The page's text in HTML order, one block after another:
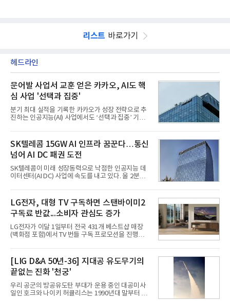
리스트 바로가기
헤드라인
문어발 사업서 교훈 얻은 카카오, AI도 핵
심 사업 '선택과 집중'
분기 최대 실적을 기록한 카카오가 성장 전략으로 추
진하는 인공지능(AI) 사업에서도 ‘선택과 집중’ 기조
라 투자에 나서는 것과 달리, 카카오는 ‘카카오톡’이
라는 플랫폼 경쟁력을 활용한 AI 에이전트 서비스에
집중하는 전략이다. 과거 무리한 사업 확장 과정에서
겪었던 시행착오를 되풀이하지 않고 핵심 역량에 집
중하겠다는 취지로 풀이된다.7일 업계에 따르면 카카
오는 올해 2분기 연결 기준 매출 2조985억원, 영업이
익 2770억원을 기록했다. 전년 동기 대비 매출과 영업
은 4884억
SK텔레콤 15GW AI 인프라 꿈꾼다…통신
넘어 AI DC 패권 도전
SK텔레콤이 미래 성장동력으로 낙점한 인공지능 데
이터센터(AI DC) 사업에 속도를 내고 있다. 올 2분기
는 2035년까지 총 15GW(기가와트) 규모의 AI DC를
구축하겠다는 대형 청사진을 제시하면서다. 이에 따
라 경쟁 구도 역시 이동통신사인 KT, LG유플러스를
넘어 네이버, 삼성SDS 등 IT 인프라 기업으로 확장되
고 있다.7일 SK텔레콤에 따르면 회사는 올해 2분기
연결 기준 매출 4조 3591억원, 영업이익 5660억원을
기록했다. 매출은 전년 동기 대비 0.5%, 영업이익은
따른 기저효과가 실
LG전자, 대형 TV 구독하면 스탠바이미2
구독료 반값...소비자 관심도 증가
LG전자가 이달 1일부터 전국 431개 베스트샵 매장
(백화점 포함)에서 TV 번들 구독 프로모션을 진행하고
인해주는 프로모션이다.대상 제품은 65·77·83형 올
레드, 75·86·100형 마이크로 RGB, 75·86형 미니
RGB 등 거실용 TV로 인기가 높은 베스트셀러 TV 20
개 모델이며, 동시 구독 계약 시 스탠바이미2(모델명
27LX6TPGA) 구독료를 50% 할인 받을 수 있다. 프로
모션 대상 모델과 혜택, 구독료 등 프로모션 세부 사항
은 베스트샵 판매 매니저에게 문의하면 자세히 안내
[LIG D&A 50년-36] 지대공 유도무기의
끝없는 진화 '천궁'
우리 공군의 방공유도탄 부대가 운용 중인 대공미사
일인 호크와 나이키 허큘리스는 1990년대 말부터 성